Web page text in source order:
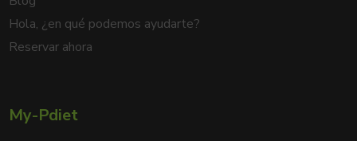
Hola, ¿en qué podemos ayudarte?
Reservar ahora
My-Pdiet